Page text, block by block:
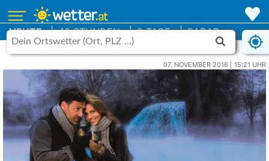
HEUTE 48 STUNDEN 9 TAGE RADAR
07. NOVEMBER 2016 | 15:21 UHR